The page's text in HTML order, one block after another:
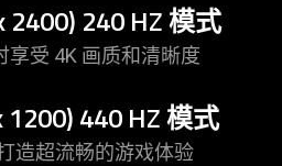
2400) 240 HZ模式
享受 4K 画质和清晰度
1200) 440 HZ模式
造超流畅的游戏体验